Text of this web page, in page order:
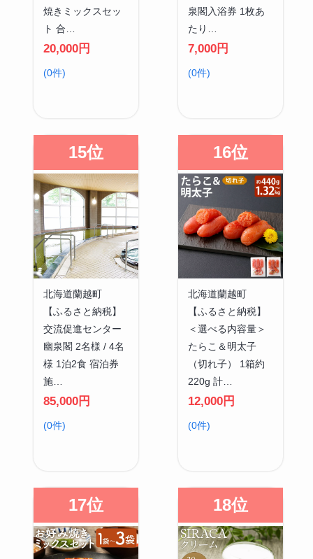
焼きミックスセッ
ト 合…
20,000円
(0件)
泉閣入浴券 1枚あ
たり…
7,000円
(0件)
15位
北海道蘭越町
【ふるさと納税】
交流促進センター
幽泉閣 2名様 / 4名
様 1泊2食 宿泊券
施…
85,000円
(0件)
16位
北海道蘭越町
【ふるさと納税】
＜選べる内容量＞
たらこ＆明太子
（切れ子） 1箱約
220g 計…
12,000円
(0件)
17位 18位